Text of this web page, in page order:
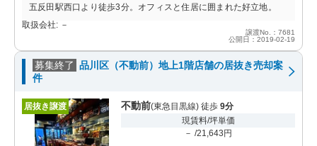
五反田駅西口より徒歩3分。オフィスと住居に囲まれた好立地。
取扱会社: －
譲渡No.：7681
公開日：2019-02-19
募集終了 品川区（不動前）地上1階店舗の居抜き売却案
件
居抜き譲渡 不動前(東急目黒線) 徒歩 9分
現賃料/坪単価
－ /21,643円